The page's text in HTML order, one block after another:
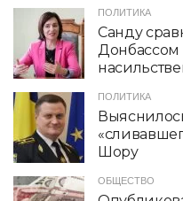
ПОЛИТИКА
Санду
Донбассом
ПОЛИТИКА
Шору
ОБЩЕСТВО